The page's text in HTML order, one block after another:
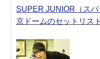
SUPER JUNIOR（ス
京ドームのセットリス